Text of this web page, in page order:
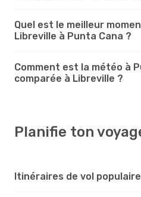
Quel est le meilleur
Libreville à Punta Cana ?
Comment est la météo à
comparée à Libreville ?
Planifie ton
Itinéraires de vol